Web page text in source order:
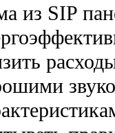
из SIP